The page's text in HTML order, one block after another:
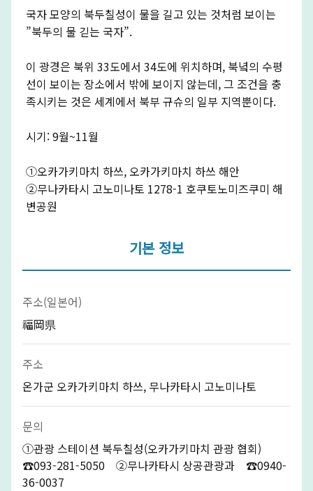
국자 모양의 북두칠성이 물을 길고 있는 것처럼 보이는
”북두의 물 긷는 국자”.
이 광경은 북위 33도에서 34도에 위치하며, 북녘의 수평
선이 보이는 장소에서 밖에 보이지 않는데, 그 조건을 충
족시키는 것은 세계에서 북부 규슈의 일부 지역뿐이다.
시기: 9월~11월
①오카가키마치 하쓰, 오카가키마치 하쓰 해안
②무나카타시 고노미나토 1278-1 호쿠토노미즈쿠미 해
변공원
기본 정보
주소(일본어)
福岡県
주소
온가군 오카가키마치 하쓰, 무나카타시 고노미나토
문의
①관광 스테이션 북두칠성(오카가키마치 관광 협회)
☎093-281-5050 ②무나카타시 상공관광과 ☎0940-
36-0037